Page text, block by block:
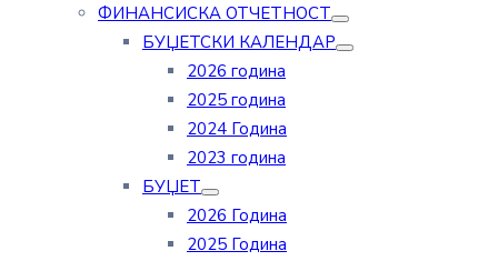
ФИНАНСИСКА ОТЧЕТНОСТ
БУЏЕТСКИ КАЛЕНДАР
2026 година
2025 година
2024 Година
2023 година
БУЏЕТ
2026 Година
2025 Година